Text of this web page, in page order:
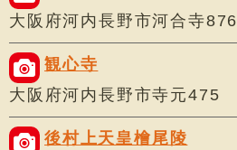
大阪府河内長野市河合寺876
観心寺
大阪府河内長野市寺元475
後村上天皇檜尾陵